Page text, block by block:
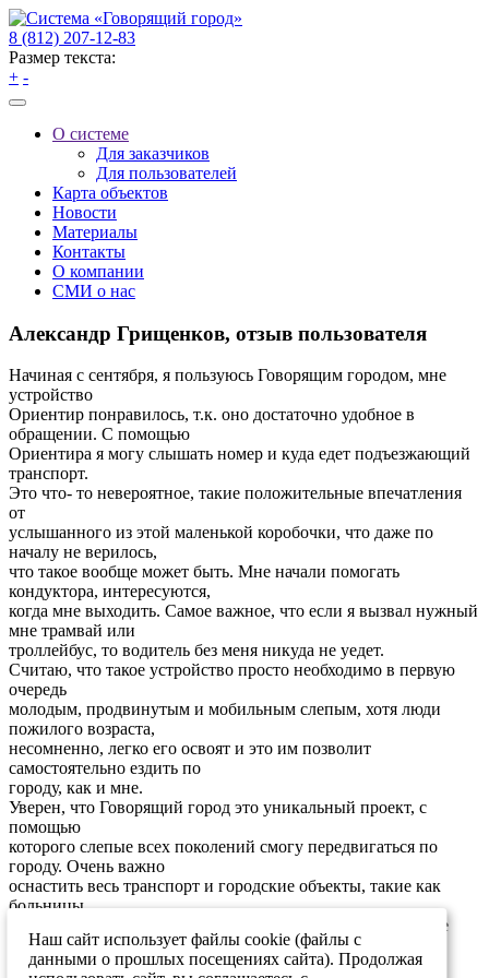
8 (812) 207-12-83
Размер текста:
+ -
О системе
Для заказчиков
Для пользователей
Карта объектов
Новости
Материалы
Контакты
О компании
СМИ о нас
Александр Грищенков, отзыв пользователя
Начиная с сентября, я пользуюсь Говорящим городом, мне
устройство
Ориентир понравилось, т.к. оно достаточно удобное в
обращении. С помощью
Ориентира я могу слышать номер и куда едет подъезжающий
транспорт.
Это что- то невероятное, такие положительные впечатления
от
услышанного из этой маленькой коробочки, что даже по
началу не верилось,
что такое вообще может быть. Мне начали помогать
кондуктора, интересуются,
когда мне выходить. Самое важное, что если я вызвал нужный
мне трамвай или
троллейбус, то водитель без меня никуда не уедет.
Считаю, что такое устройство просто необходимо в первую
очередь
молодым, продвинутым и мобильным слепым, хотя люди
пожилого возраста,
несомненно, легко его освоят и это им позволит
самостоятельно ездить по
городу, как и мне.
Уверен, что Говорящий город это уникальный проект, с
помощью
которого слепые всех поколений смогу передвигаться по
городу. Очень важно
оснастить весь транспорт и городские объекты, такие как
больницы,
поликлиники, отделения почты, сбербанки, остановочные
пункты и т.д.
Александр Грищенков
Наш сайт использует файлы cookie (файлы с
данными о прошлых посещениях сайта). Продолжая